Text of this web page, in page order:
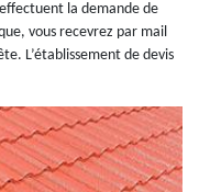
la demande de
vous recevrez par mail
L’établissement de devis